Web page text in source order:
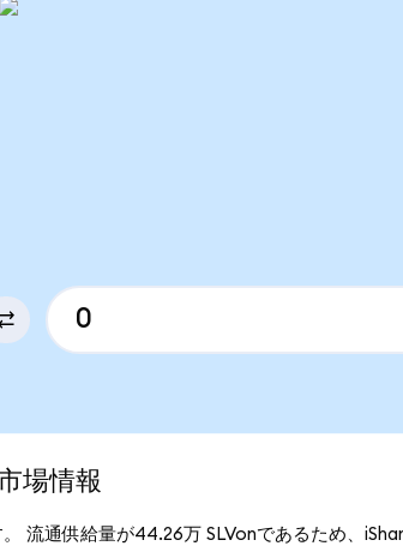
情報
流通供給量が44.26万 SLVonであるため、